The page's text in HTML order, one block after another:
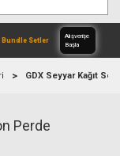
Alışverişe
GDX Seyyar Kağıt
Perde